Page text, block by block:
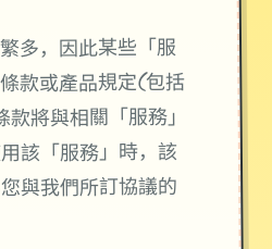
多，因此某些「服
款或產品規定(包括
將與相關「服務」
該「服務」時，該
與我們所訂協議的